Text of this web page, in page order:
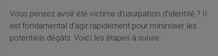
Vous pensez avoir été victime d'usurpation d'identité ? Il
est fondamental d'agir rapidement pour minimiser les
potentiels dégâts. Voici les étapes à suivre :